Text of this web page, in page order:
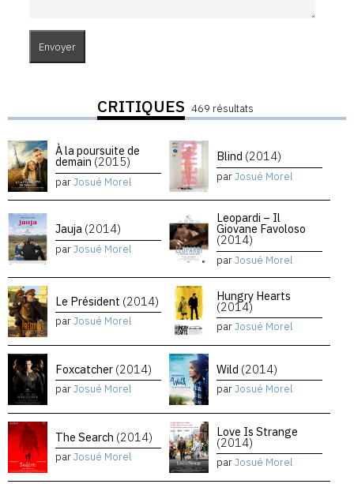
CRITIQUES 469 résultats
À la poursuite de
demain (2015)
parJosué Morel
Blind (2014)
parJosué Morel
Jauja (2014)
parJosué Morel
Leopardi – Il
Giovane Favoloso
(2014)
parJosué Morel
Le Président (2014)
parJosué Morel
Hungry Hearts
(2014)
parJosué Morel
Foxcatcher (2014)
parJosué Morel
Wild (2014)
parJosué Morel
The Search (2014)
parJosué Morel
Love Is Strange
(2014)
parJosué Morel